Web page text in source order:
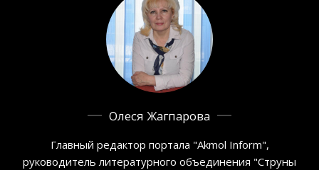
Олеся Жагпарова
Главный редактор портала "Akmol Inform",
руководитель литературного объединения "Струны